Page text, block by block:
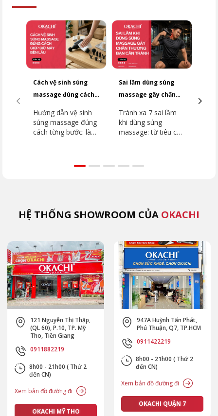
Cách vệ sinh súng
massage đúng cách
Hướng dẫn vệ sinh
súng massage đúng
cách từng bước: làm
Sai lầm dùng súng
massage gây chấn
tránh
Tránh xa 7 sai lầm
khi dùng súng
massage: từ tiêu cơ
HỆ THỐNG SHOWROOM CỦA OKACHI
121 Nguyễn Thị Thập,
(QL 60), P.10, TP. Mỹ
Tho, Tiền Giang
0911882219
8h00 - 21h00 ( Thứ 2
đến CN)
Xem bản đồ đường đi
OKACHI MỸ THO
947A Huỳnh Tấn Phát,
Phú Thuận, Q7, TP.HCM
0911422219
8h00 - 21h00 ( Thứ 2
đến CN)
Xem bản đồ đường đi
OKACHI QUẬN 7